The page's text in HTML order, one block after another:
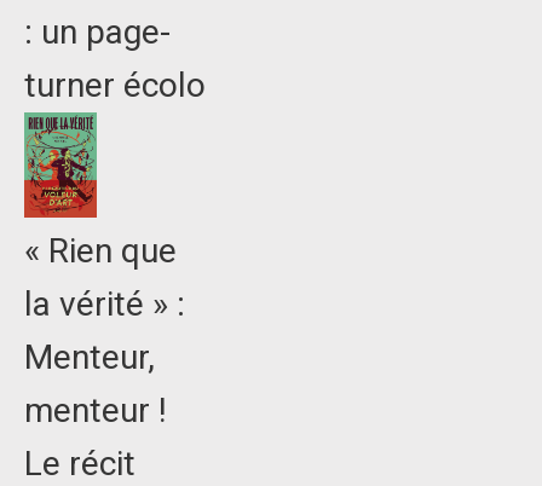
: un page-
turner écolo
« Rien que
la vérité » :
Menteur,
menteur !
Le récit